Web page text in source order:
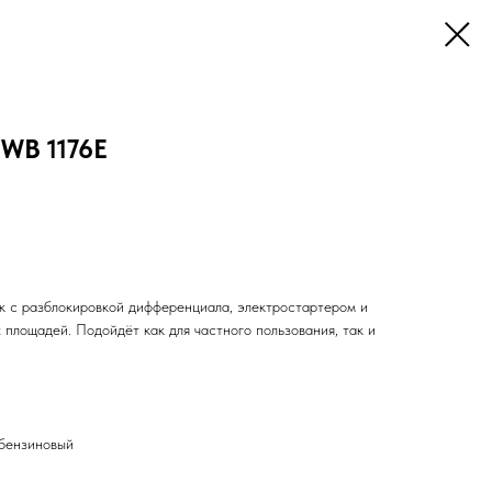
1176E
разблокировкой дифференциала, электростартером и
Подойдёт как для частного пользования, так и